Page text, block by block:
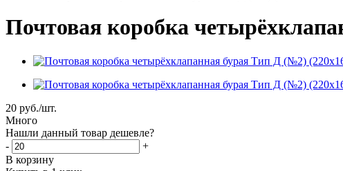
Почтовая коробка
20 руб./шт.
Много
Нашли данный товар дешевле?
-
+
В корзину